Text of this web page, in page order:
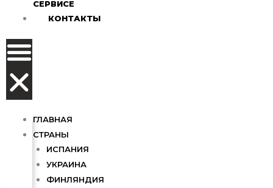
СЕРВИСЕ
КОНТАКТЫ
ГЛАВНАЯ
СТРАНЫ
ИСПАНИЯ
УКРАИНА
ФИНЛЯНДИЯ